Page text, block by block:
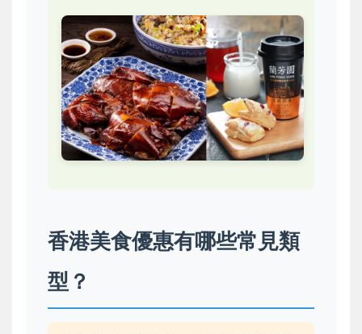
香港美食優惠有哪些常見類
型？